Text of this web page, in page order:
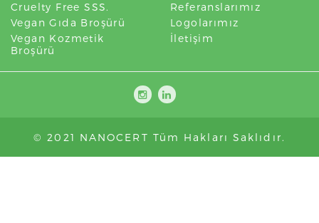
Cruelty Free SSS.
Vegan Gıda Broşürü
Vegan Kozmetik
Broşürü
Referanslarımız
Logolarımız
İletişim
© 2021 NANOCERT Tüm Hakları Saklıdır.